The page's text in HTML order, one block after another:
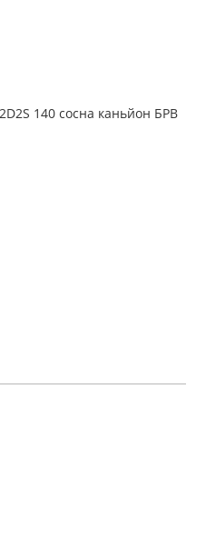
140 сосна каньйон БРВ